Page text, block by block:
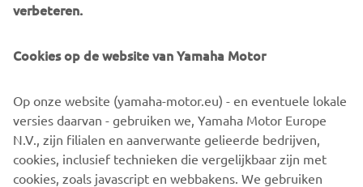
verbeteren.
Cookies op de website van Yamaha Motor
Op onze website (yamaha-motor.eu) - en eventuele lokale
versies daarvan - gebruiken we, Yamaha Motor Europe
N.V., zijn filialen en aanverwante gelieerde bedrijven,
cookies, inclusief technieken die vergelijkbaar zijn met
cookies, zoals javascript en webbakens. We gebruiken